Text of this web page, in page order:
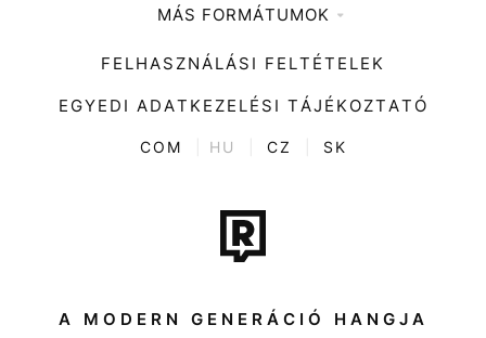
Zene
Divat
Kultúra
ENTR
Tech-Tudomány
Sport
Társadalom
MÁS FORMÁTUMOK
FELHASZNÁLÁSI FELTÉTELEK
EGYEDI ADATKEZELÉSI TÁJÉKOZTATÓ
COM HU CZ SK
A MODERN GENERÁCIÓ HANGJA